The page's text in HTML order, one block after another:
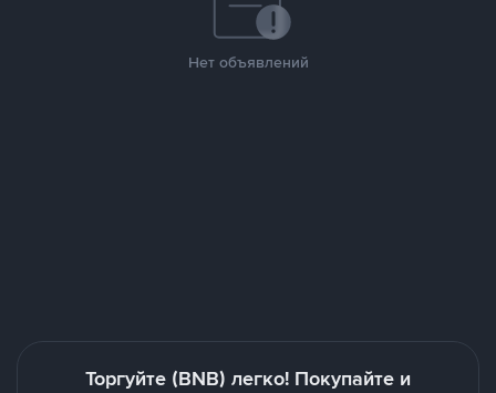
Нет объявлений
Торгуйте (BNB) легко! Покупайте и